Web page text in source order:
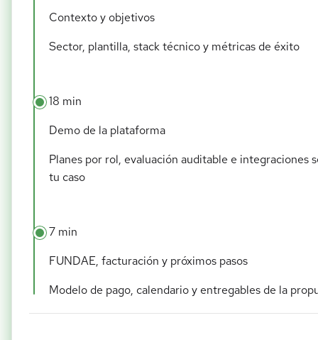
Contexto y objetivos
Sector, plantilla, stack técnico y métricas de éxito
18 min
Demo de la plataforma
Planes por rol, evaluación auditable e integraciones
tu caso
7 min
FUNDAE, facturación y próximos pasos
Modelo de pago, calendario y entregables de la